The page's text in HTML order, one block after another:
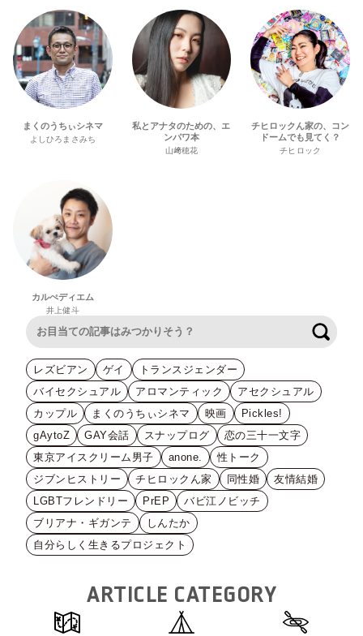
まくのうちぃシネマ
よしひろまさみち
私とアナタのための、エ
ンパワ本
山﨑穂花
チヒロックん家の、コン
ドームでも見てく？
チヒロック
カルぺディエム
井上健斗
レズビアン ゲイ
トランスジェンダー
バイセクシュアル
アロマンティック
アセクシュアル
カップル
まくのうちぃシネマ 映画
Pickles!
gAytoZ
GAY会話 スナップログ
恋の三十一文字
東京アイスクリーム男子
anone.
性トーク
ジブンヒストリー
チヒロックん家 同性婚
友情結婚
LGBTフレンドリー
PrEP
バビ江ノビッチ
ブリアナ・ギガンテ
しんたか
自分らしく生きるプロジェクト
ARTICLE CATEGORY